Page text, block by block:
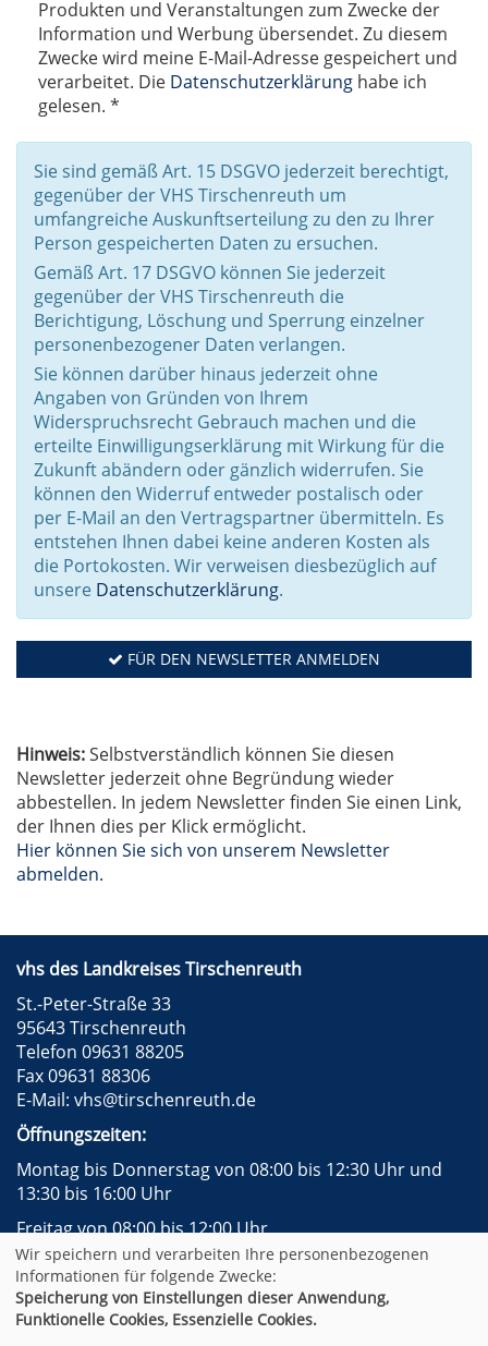
Produkten und Veranstaltungen zum Zwecke der
Information und Werbung übersendet. Zu diesem
Zwecke wird meine E-Mail-Adresse gespeichert und
verarbeitet. Die Datenschutzerklärung habe ich
gelesen. *
Sie sind gemäß Art. 15 DSGVO jederzeit berechtigt,
gegenüber der VHS Tirschenreuth um
umfangreiche Auskunftserteilung zu den zu Ihrer
Person gespeicherten Daten zu ersuchen.
Gemäß Art. 17 DSGVO können Sie jederzeit
gegenüber der VHS Tirschenreuth die
Berichtigung, Löschung und Sperrung einzelner
personenbezogener Daten verlangen.
Sie können darüber hinaus jederzeit ohne
Angaben von Gründen von Ihrem
Widerspruchsrecht Gebrauch machen und die
erteilte Einwilligungserklärung mit Wirkung für die
Zukunft abändern oder gänzlich widerrufen. Sie
können den Widerruf entweder postalisch oder
per E-Mail an den Vertragspartner übermitteln. Es
entstehen Ihnen dabei keine anderen Kosten als
die Portokosten. Wir verweisen diesbezüglich auf
unsere Datenschutzerklärung.
FÜR DEN NEWSLETTER ANMELDEN
Hinweis:Selbstverständlich können Sie diesen
Newsletter jederzeit ohne Begründung wieder
abbestellen. In jedem Newsletter finden Sie einen Link,
der Ihnen dies per Klick ermöglicht.
Hier können Sie sich von unserem Newsletter
abmelden.
vhs des Landkreises Tirschenreuth
St.-Peter-Straße 33
95643 Tirschenreuth
Telefon 09631 88205
Fax 09631 88306
E-Mail: vhs@tirschenreuth.de
Öffnungszeiten:
Montag bis Donnerstag von 08:00 bis 12:30 Uhr und
13:30 bis 16:00 Uhr
Freitag von 08:00 bis 12:00 Uhr
Facebook
Instagram
Impressum
AGB
Datenschutzerklärung
Widerrufsformular
Newsletter
Sitemap
Wir speichern und verarbeiten Ihre personenbezogenen
Informationen für folgende Zwecke:
Speicherung von Einstellungen dieser Anwendung,
Funktionelle Cookies, Essenzielle Cookies.